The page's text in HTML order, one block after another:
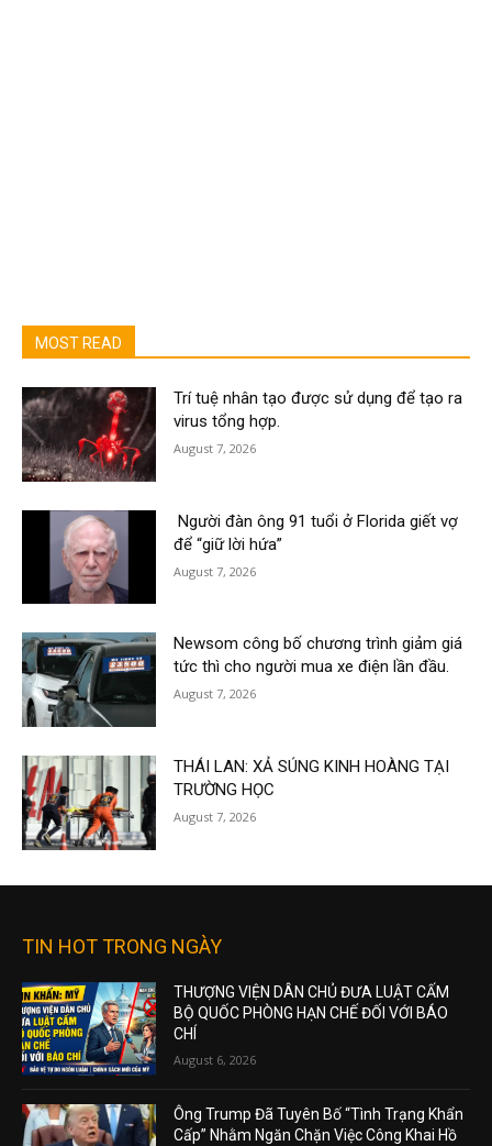
MOST READ
Trí tuệ nhân tạo được sử dụng để tạo ra
virus tổng hợp.
August 7, 2026
Người đàn ông 91 tuổi ở Florida giết vợ
để “giữ lời hứa”
August 7, 2026
Newsom công bố chương trình giảm giá
tức thì cho người mua xe điện lần đầu.
August 7, 2026
THÁI LAN: XẢ SÚNG KINH HOÀNG TẠI
TRƯỜNG HỌC
August 7, 2026
TIN HOT TRONG NGÀY
THƯỢNG VIỆN DÂN CHỦ ĐƯA LUẬT CẤM
BỘ QUỐC PHÒNG HẠN CHẾ ĐỐI VỚI BÁO
CHÍ
August 6, 2026
Ông Trump Đã Tuyên Bố “Tình Trạng Khẩn
Cấp” Nhằm Ngăn Chặn Việc Công Khai Hồ